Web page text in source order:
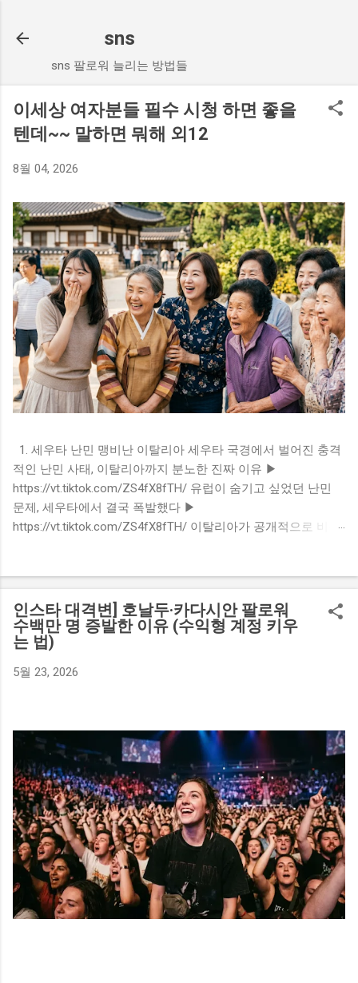
sns
sns 팔로워 늘리는 방법들
이세상 여자분들 필수 시청 하면 좋을
텐데~~ 말하면 뭐해 외12
8월 04, 2026
1. 세우타 난민 맹비난 이탈리아 세우타 국경에서 벌어진 충격
적인 난민 사태, 이탈리아까지 분노한 진짜 이유 ▶
https://vt.tiktok.com/ZS4fX8fTH/ 유럽이 숨기고 싶었던 난민
문제, 세우타에서 결국 폭발했다 ▶
https://vt.tiktok.com/ZS4fX8fTH/ 이탈리아가 공개적으로 비판
https://vt.tiktok.com/ZS4fX8fTH/ 뉴스에서는 다 말하지 않는
세우타 국경의 진실 ▶ https://vt.tiktok.com/ZS4fX8fTH/ 유럽
난민 정책이 흔들리는 결정적 장면, 지금 확인하세요 ▶
까? 세우타 사태의 숨겨진 배경 ▶
https://vt.tiktok.com/ZS4fX8fTH/ 2. 넷플릭스 공포 3인방 끝까
지 보면 잠 못 자는 넷플릭스 공포 명작 TOP3 ▶
https://vt.tiktok.com/ZS4fX617U/ 시청자들이 중간에 포기한 공
포영화, 이유가 충격입니다 ▶
https://vt.tiktok.com/ZS4fX617U/ 공포영화 마니아도 벌벌 떤
넷플릭스 레전드 3편 ▶ https://vt.tiktok.com/ZS4fX617U/ 밤에
혼자 보면 절대 안 되는 넷플릭스 공포 추천 ▶
https://vt.tiktok.com/ZS4fX617U/ 심장이 약하면 보지 마세요…
넷플릭스 공포 끝판왕 ▶ https://vt.tiktok.com/ZS4fX617U/ 평
점보다 더 무서운 진짜 공포영화 TOP3 ▶
인스타 대격변] 호날두·카다시안 팔로워
수백만 명 증발한 이유 (수익형 계정 키우
는 법)
5월 23, 2026